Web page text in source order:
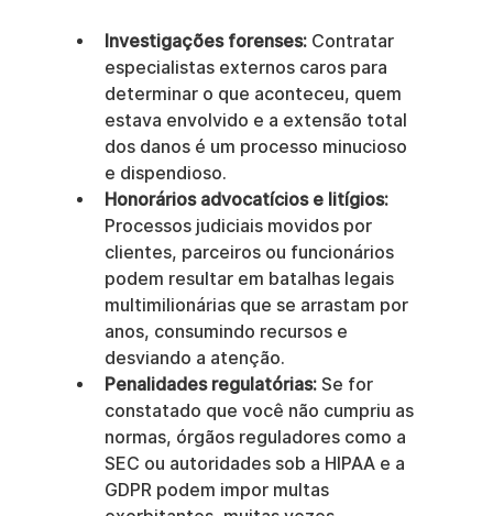
Investigações forenses: Contratar
especialistas externos caros para
determinar o que aconteceu, quem
estava envolvido e a extensão total
dos danos é um processo minucioso
e dispendioso.
Honorários advocatícios e litígios:
Processos judiciais movidos por
clientes, parceiros ou funcionários
podem resultar em batalhas legais
multimilionárias que se arrastam por
anos, consumindo recursos e
desviando a atenção.
Penalidades regulatórias: Se for
constatado que você não cumpriu as
normas, órgãos reguladores como a
SEC ou autoridades sob a HIPAA e a
GDPR podem impor multas